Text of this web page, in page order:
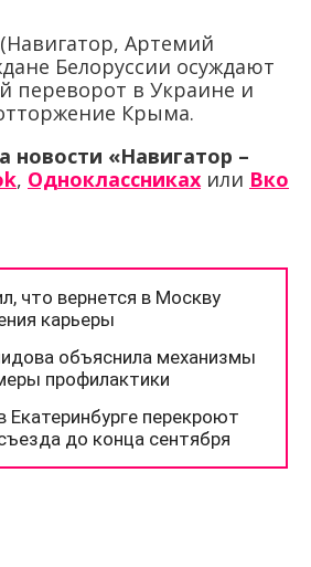
Артемий
Белоруссии осуждают
переворот в Украине и
Крыма.
новости «Навигатор –
, Одноклассниках или Вко